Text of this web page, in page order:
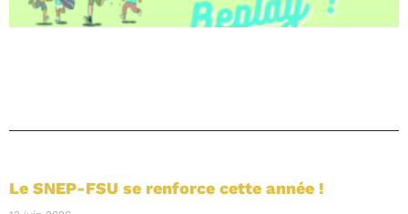
Le SNEP-FSU se renforce cette année !